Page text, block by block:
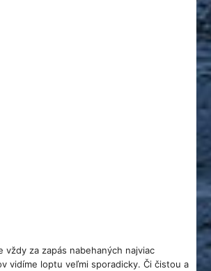
za zapás nabehaných najviac
vidíme loptu veľmi sporadicky. Či čistou a